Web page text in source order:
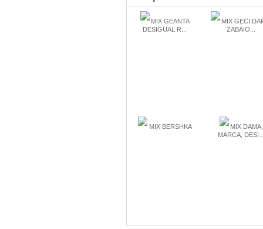
MIX GEANTA
DESIGUAL R...
MIX GECI
ZABAIO...
MIX BERSHKA
MIX DAMA,
MARCA,